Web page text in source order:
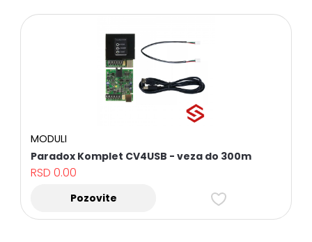
MODULI
Paradox Komplet CV4USB - veza do 300m
RSD0.00
Pozovite